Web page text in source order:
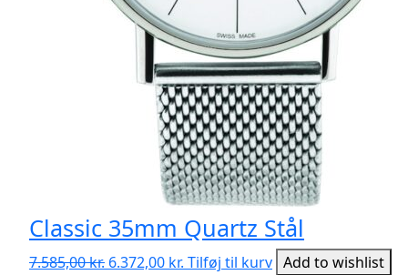
Classic 35mm Quartz Stål
7.585,00kr. Den
6.372,00 kr. Den
Tilføj til kurv Add to wishlist